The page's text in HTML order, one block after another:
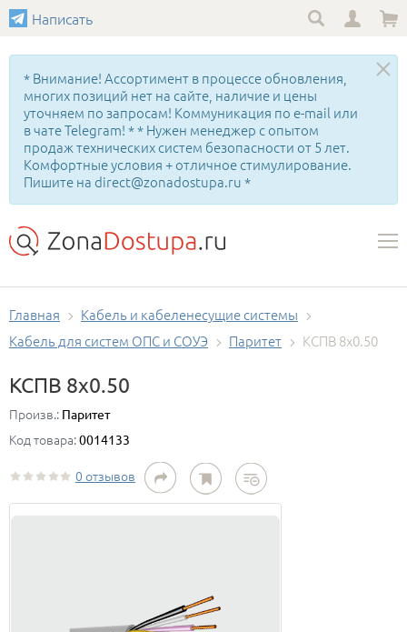
Написать
* Внимание! Ассортимент в процессе обновления,
многих позиций нет на сайте, наличие и цены
уточняем по запросам! Коммуникация по e-mail или
в чате Telegram! * * Нужен менеджер с опытом
продаж технических систем безопасности от 5 лет.
Комфортные условия + отличное стимулирование.
Пишите на direct@zonadostupa.ru *
Главная
Кабель и кабеленесущие системы
Кабель для систем ОПС и СОУЭ
Паритет КСПВ 8х0.50
КСПВ 8х0.50
Произв.: Паритет
Код товара:0014133
0 отзывов